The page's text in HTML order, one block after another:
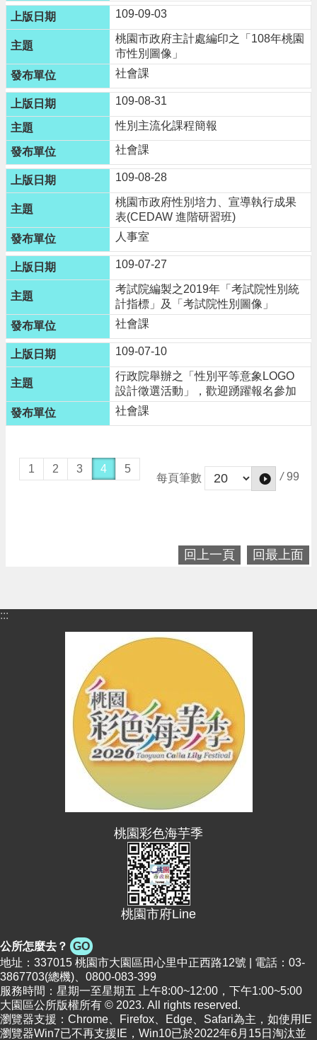
站
資
料
開
放
宣
告
網
站
安
全
政
109-09-03
桃園市政府主計處編印之「108年桃園
市性別圖像」
社會課
109-08-31
性別主流化課程簡報
社會課
109-08-28
桃園市政府性別培力、宣導執行成果
表(CEDAW 進階研習班)
人事室
109-07-27
考試院編製之2019年「考試院性別統
計指標」及「考試院性別圖像」
社會課
109-07-10
行政院舉辦之「性別平等意象LOGO
設計徵選活動」，歡迎踴躍報名參加
社會課
1 2 3 4 5
每頁筆數 / 99
回上一頁 回最上面
:::
桃園彩色海芋季
桃園市府Line
公所怎麼去？ GO
地址：337015 桃園市大園區田心里中正西路12號 | 電話：03-
3867703(總機)、0800-083-399
服務時間：星期一至星期五 上午8:00~12:00，下午1:00~5:00
大園區公所版權所有 © 2023. All rights reserved.
瀏覽器支援：Chrome、Firefox、Edge、Safari為主，如使用IE
瀏覽器Win7已不再支援IE，Win10已於2022年6月15日淘汰並